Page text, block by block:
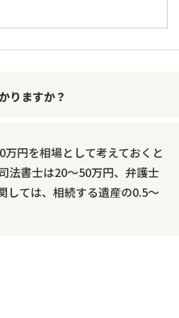
りますか？
円を相場として考えておくと
法書士は20～50万円、弁護士
しては、相続する遺産の0.5～